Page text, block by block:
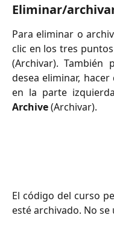
Eliminar/
Para eliminar o
clic en los tres
(Archivar).
desea eliminar,
en la parte
Archive(Archivar).
El código del curso
esté archivado. No